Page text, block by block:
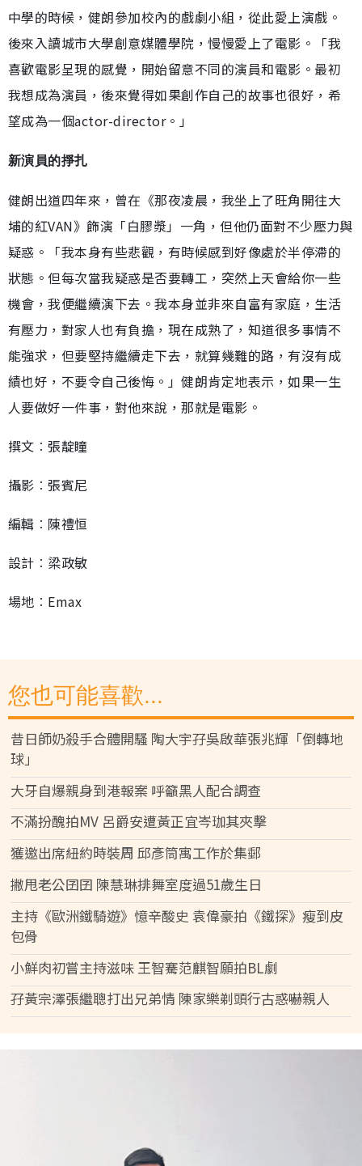
中學的時候，健朗參加校內的戲劇小組，從此愛上演戲。
後來入讀城市大學創意媒體學院，慢慢愛上了電影。「我
喜歡電影呈現的感覺，開始留意不同的演員和電影。最初
我想成為演員，後來覺得如果創作自己的故事也很好，希
望成為一個actor-director。」
新演員的掙扎
健朗出道四年來，曾在《那夜凌晨，我坐上了旺角開往大
埔的紅VAN》飾演「白膠漿」一角，但他仍面對不少壓力與
疑惑。「我本身有些悲觀，有時候感到好像處於半停滯的
狀態。但每次當我疑惑是否要轉工，突然上天會給你一些
機會，我便繼續演下去。我本身並非來自富有家庭，生活
有壓力，對家人也有負擔，現在成熟了，知道很多事情不
能強求，但要堅持繼續走下去，就算幾難的路，有沒有成
績也好，不要令自己後悔。」健朗肯定地表示，如果一生
人要做好一件事，對他來說，那就是電影。
撰文︰張靛瞳
攝影︰張賓尼
編輯︰陳禮恒
設計︰梁政敏
場地︰Emax
您也可能喜歡...
昔日師奶殺手合體開騷 陶大宇孖吳啟華張兆輝「倒轉地
球」
大牙自爆親身到港報案 呼籲黑人配合調查
不滿扮醜拍MV 呂爵安遭黃正宜岑珈其夾擊
獲邀出席紐約時裝周 邱彥筒寓工作於集郵
撇甩老公囝囝 陳慧琳排舞室度過51歲生日
主持《歐洲鐵騎遊》憶辛酸史 袁偉豪拍《鐵探》瘦到皮
包骨
小鮮肉初嘗主持滋味 王智騫范麒智願拍BL劇
孖黃宗澤張繼聰打出兄弟情 陳家樂剃頭行古惑嚇親人